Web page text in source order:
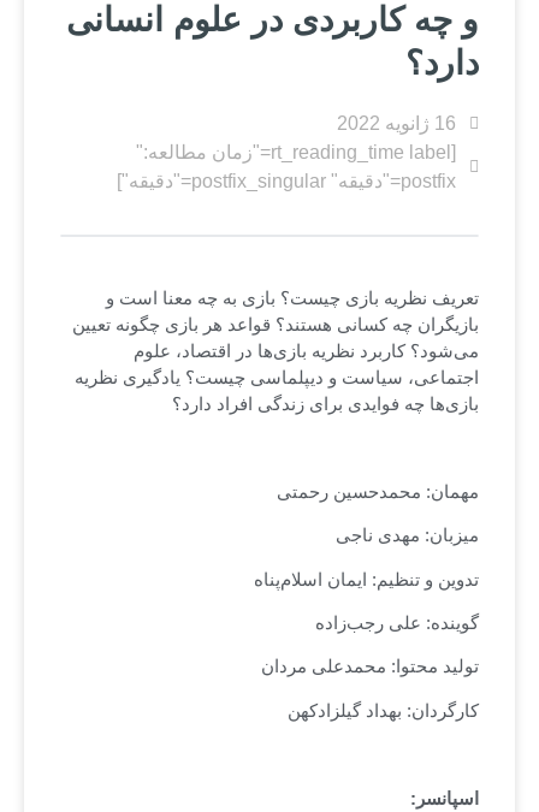
و چه کاربردی در علوم انسانی
دارد؟
16 ژانویه 2022
[rt_reading_time label="زمان مطالعه:"
postfix="دقیقه" postfix_singular="دقیقه"]
تعریف نظریه بازی چیست؟ بازی به چه معنا است و
بازیگران چه کسانی هستند؟ قواعد هر بازی چگونه تعیین
می‌شود؟ کاربرد نظریه بازی‌ها در اقتصاد، علوم
اجتماعی، سیاست و دیپلماسی چیست؟ یادگیری نظریه
بازی‌ها چه فوایدی برای زندگی افراد دارد؟
مهمان: محمدحسین رحمتی
میزبان: مهدی ناجی
تدوین و تنظیم: ایمان اسلام‌پناه
گوینده: علی رجب‌زاده
تولید محتوا: محمدعلی مردان
کارگردان: بهداد گیلزاد‌کهن
اسپانسر: